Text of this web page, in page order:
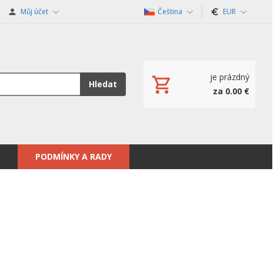
Můj účet Čeština EUR
Hledat
je prázdný
za 0.00 €
PODMÍNKY A RADY